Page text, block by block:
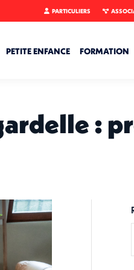
PARTICULIERS
PETITE ENFANCE FORMATION
: